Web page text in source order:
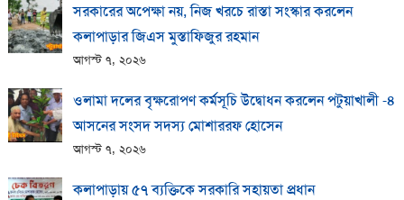
সরকারের অপেক্ষা নয়, নিজ খরচে রাস্তা সংস্কার করলেন
কলাপাড়ার জিএস মুস্তাফিজুর রহমান
আগস্ট ৭, ২০২৬
ওলামা দলের বৃক্ষরোপণ কর্মসূচি উদ্বোধন করলেন পটুয়াখালী -৪
আসনের সংসদ সদস্য মোশাররফ হোসেন
আগস্ট ৭, ২০২৬
কলাপাড়ায় ​৫৭ ব্যক্তিকে সরকারি সহায়তা প্রধান